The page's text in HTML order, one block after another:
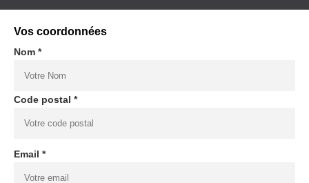
Vos coordonnées
Nom *
Code postal *
Email *